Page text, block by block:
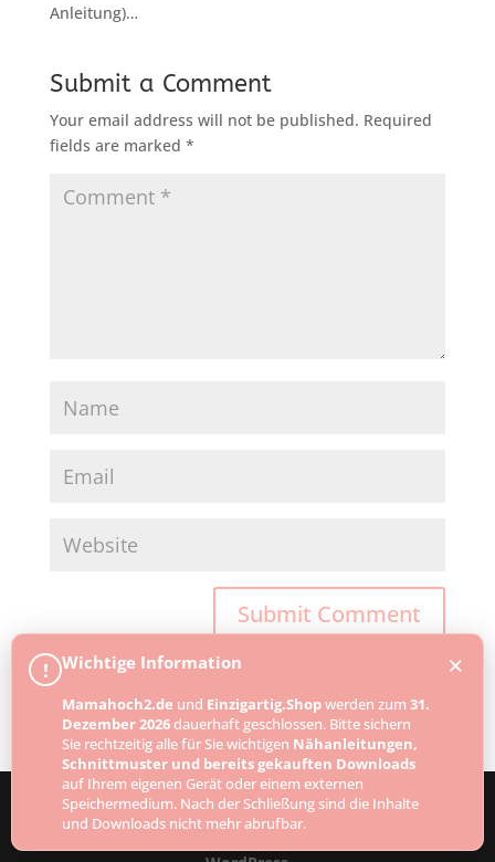
Anleitung)…
Submit a Comment
Your email address will not be published. Required
fields are marked *
! Wichtige Information
Mamahoch2.de und Einzigartig.Shopwerden zum 31.
Dezember 2026dauerhaft geschlossen. Bitte sichern
Sie rechtzeitig alle für Sie wichtigen Nähanleitungen,
Schnittmuster und bereits gekauften Downloads
auf Ihrem eigenen Gerät oder einem externen
Speichermedium. Nach der Schließung sind die Inhalte
und Downloads nicht mehr abrufbar.
×